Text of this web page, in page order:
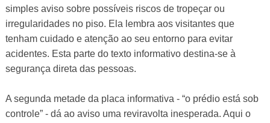
simples aviso sobre possíveis riscos de tropeçar ou
irregularidades no piso. Ela lembra aos visitantes que
tenham cuidado e atenção ao seu entorno para evitar
acidentes. Esta parte do texto informativo destina-se à
segurança direta das pessoas.
A segunda metade da placa informativa - “o prédio está sob
controle” - dá ao aviso uma reviravolta inesperada. Aqui o